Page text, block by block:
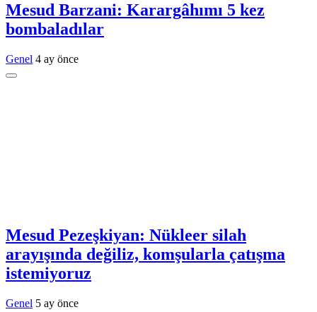
Mesud Barzani: Karargâhımı 5 kez
bombaladılar
Genel 4 ay önce
Mesud Pezeşkiyan: Nükleer silah
arayışında değiliz, komşularla çatışma
istemiyoruz
Genel 5 ay önce